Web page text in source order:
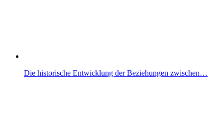
Die historische Entwicklung der Beziehungen zwischen…